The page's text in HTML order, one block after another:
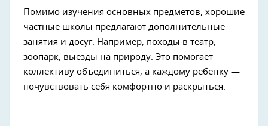
Помимо изучения основных предметов, хорошие
частные школы предлагают дополнительные
занятия и досуг. Например, походы в театр,
зоопарк, выезды на природу. Это помогает
коллективу объединиться, а каждому ребенку —
почувствовать себя комфортно и раскрыться.